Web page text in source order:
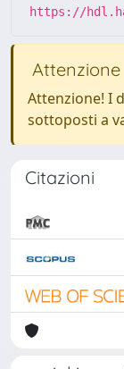
https://
Attenzione
Attenzione! I
sottoposti a
Citazioni